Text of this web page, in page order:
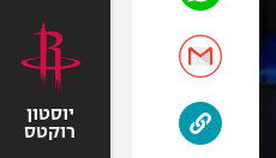
יוסטון
רוקטס